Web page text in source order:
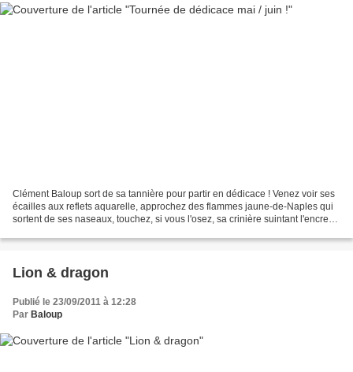
Clément Baloup sort de sa tannière pour partir en dédicace ! Venez voir ses
écailles aux reflets aquarelle, approchez des flammes jaune-de-Naples qui
sortent de ses naseaux, touchez, si vous l'osez, sa crinière suintant l'encre
Lion & dragon
Publié le 23/09/2011 à 12:28
Par Baloup